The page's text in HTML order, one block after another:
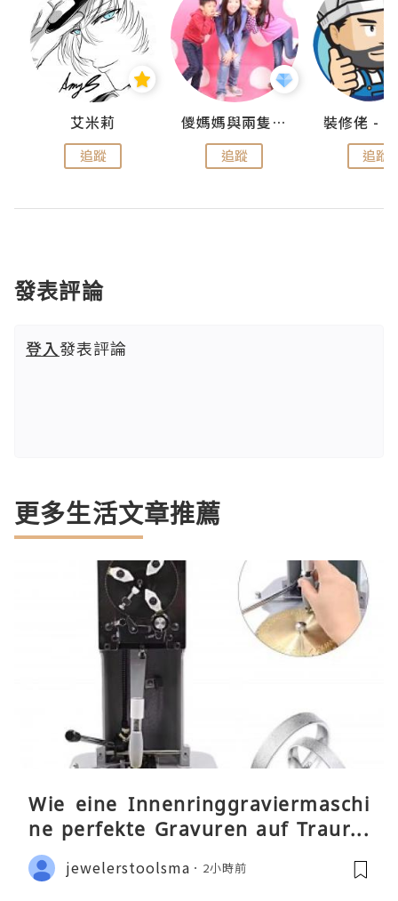
艾米莉
追蹤
儍媽媽與兩隻小魔怪之家
追蹤 追蹤
發表評論
登入發表評論
更多生活文章推薦
Wie eine Innenringgraviermaschi
ne perfekte Gravuren auf Traurin
gen ermöglicht
jewelerstoolsma 2小時前